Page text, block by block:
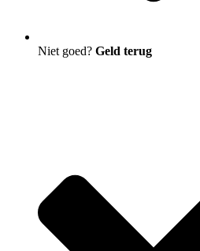
Niet goed? Geld terug